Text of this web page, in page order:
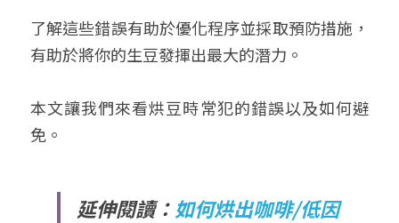
了解這些錯誤有助於優化程序並採取預防措施，
有助於將你的生豆發揮出最大的潛力。
本文讓我們來看烘豆時常犯的錯誤以及如何避
免。
延伸閱讀： 如何烘出咖啡/低因